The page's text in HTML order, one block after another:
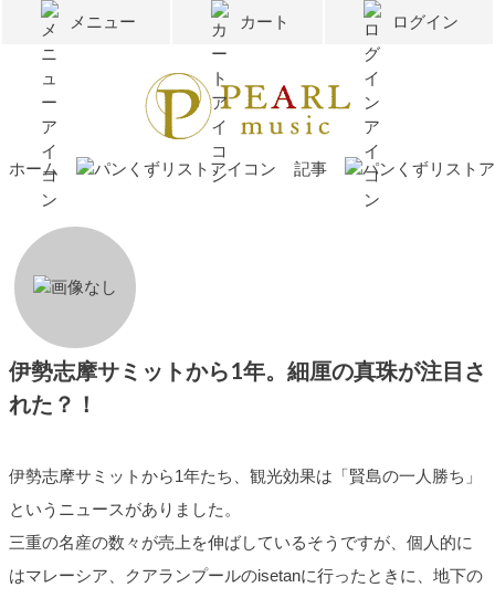
メニュー カート ログイン
ホーム 記事
伊勢志摩サミットから1年。細厘の真珠が注目さ
れた？！
伊勢志摩サミットから1年たち、観光効果は「賢島の一人勝ち」
というニュースがありました。
三重の名産の数々が売上を伸ばしているそうですが、個人的に
はマレーシア、クアランプールのisetanに行ったときに、地下の